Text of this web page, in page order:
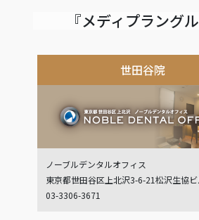
『メディプラング
世田谷院
ノーブルデンタルオフィス
東京都世田谷区上北沢3-6-21松沢生協
03-3306-3671